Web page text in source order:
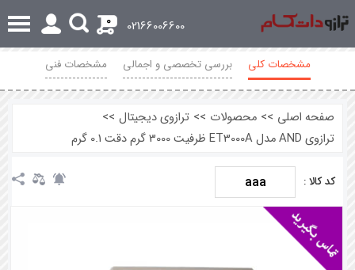
02166006600
0
مشخصات کلی بررسی تخصصی و اجمالی مشخصات فنی
صفحه اصلی >> محصولات >> ترازوی دیجیتال >>
ترازوی AND مدل ET3000A ظرفیت 3000 گرم دقت 0.1 گرم
کد کالا : aaa